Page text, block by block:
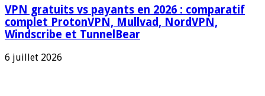
VPN gratuits vs payants en 2026 : comparatif
complet ProtonVPN, Mullvad, NordVPN,
Windscribe et TunnelBear
6 juillet 2026